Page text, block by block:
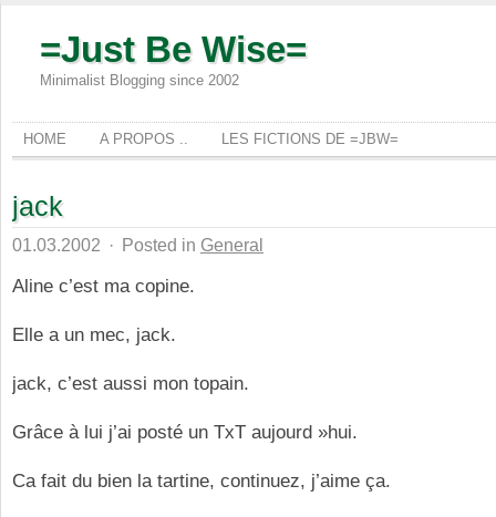
=Just Be Wise=
Minimalist Blogging since 2002
HOME A PROPOS .. LES FICTIONS DE =JBW=
jack
01.03.2002 · Posted in General
Aline c’est ma copine.
Elle a un mec, jack.
jack, c’est aussi mon topain.
Grâce à lui j’ai posté un TxT aujourd »hui.
Ca fait du bien la tartine, continuez, j’aime ça.